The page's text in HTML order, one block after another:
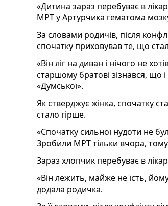
«Дитина зараз перебуває в
МРТ у Артурчика гематома
За словами родичів, після
спочатку приховував те, що
«Він ліг на диван і нічого не
старшому братові зізнався, що
«Думської».
Як стверджує жінка, спочатку
стало гірше.
«Спочатку сильної нудоти не
Зробили МРТ тільки вчора,
Зараз хлопчик перебуває в
«Він лежить, майже не їсть,
додала родичка.